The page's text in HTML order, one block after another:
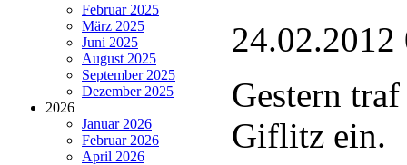
Februar 2025
März 2025
Juni 2025
August 2025
September 2025
Dezember 2025
2026
Januar 2026
Februar 2026
April 2026
24.02.2012
Gestern
Giflitz ein.